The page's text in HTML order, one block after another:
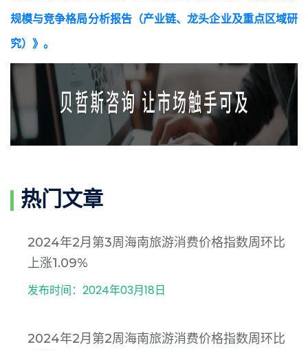
规模与竞争格局分析报告（产业链、龙头企业及重点区域研
究）》。
热门文章
2024年2月第3周海南旅游消费价格指数周环比
上涨1.09%
发布时间：2024年03月18日
2024年2月第2周海南旅游消费价格指数周环比